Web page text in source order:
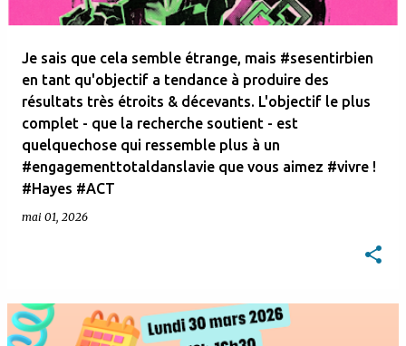
Je sais que cela semble étrange, mais #sesentirbien
en tant qu'objectif a tendance à produire des
résultats très étroits & décevants. L'objectif le plus
complet - que la recherche soutient - est
quelquechose qui ressemble plus à un
#engagementtotaldanslavie que vous aimez #vivre !
#Hayes #ACT
mai 01, 2026